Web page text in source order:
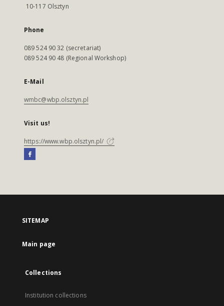
10-117 Olsztyn
Phone
089 524 90 32 (secretariat)
089 524 90 48 (Regional Workshop)
E-Mail
wmbc@wbp.olsztyn.pl
Visit us!
https://www.wbp.olsztyn.pl/
SITEMAP
Main page
Collections
Institution collections